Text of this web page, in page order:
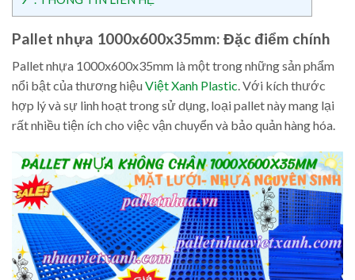
Pallet nhựa 1000x600x35mm: Đặc điểm chính
Pallet nhựa 1000x600x35mm là một trong những sản phẩm
nổi bật của thương hiệuViệt Xanh Plastic. Với kích thước
hợp lý và sự linh hoạt trong sử dụng, loại pallet này mang lại
rất nhiều tiện ích cho việc vận chuyển và bảo quản hàng hóa.